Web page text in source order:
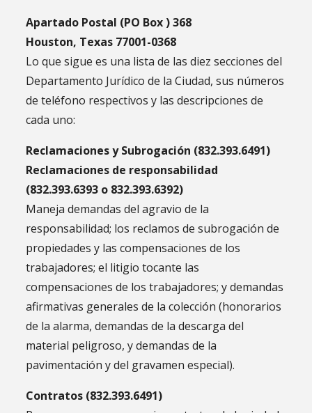
Apartado Postal (PO Box ) 368
Houston, Texas 77001-0368
Lo que sigue es una lista de las diez secciones del
Departamento Jurídico de la Ciudad, sus números
de teléfono respectivos y las descripciones de
cada uno:
Reclamaciones y Subrogación (832.393.6491)
Reclamaciones de responsabilidad
(832.393.6393 o 832.393.6392)
Maneja demandas del agravio de la
responsabilidad; los reclamos de subrogación de
propiedades y las compensaciones de los
trabajadores; el litigio tocante las
compensaciones de los trabajadores; y demandas
afirmativas generales de la colección (honorarios
de la alarma, demandas de la descarga del
material peligroso, y demandas de la
pavimentación y del gravamen especial).
Contratos (832.393.6491)